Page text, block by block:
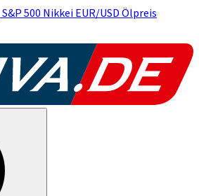
S&P 500 Nikkei EUR/USD Ölpreis